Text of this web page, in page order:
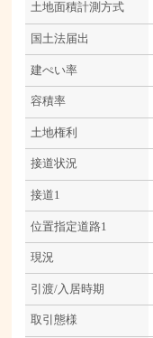
土地面積計測方式
国土法届出
建ぺい率
容積率
土地権利
接道状況
接道1
位置指定道路1
現況
引渡/入居時期
取引態様